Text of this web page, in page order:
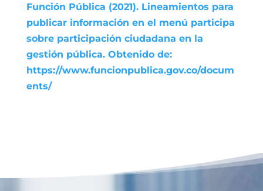
Función Pública (2021). Lineamientos para
publicar información en el menú participa
sobre participación ciudadana en la
gestión pública. Obtenido de:
https://www.funcionpublica.gov.co/docum
ents/